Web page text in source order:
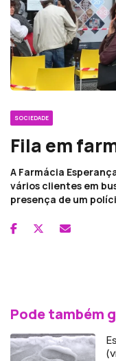
SOCIEDADE
Fila em
A Farmácia
vários clientes em
presença de um
Pode também